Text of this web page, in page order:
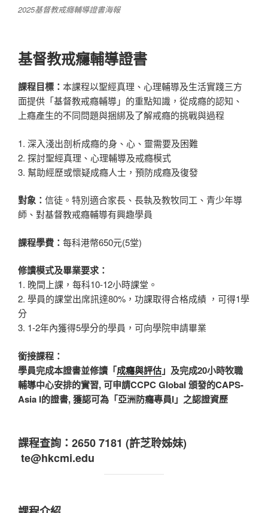
2025基督教戒癮輔導證書海報
基督教戒癮輔導證書
課程目標： 本課程以聖經真理、心理輔導及生活實踐三方
面提供「基督教戒癮輔導」的重點知識，從成癮的認知、
上癮產生的不同問題與捆綁及了解戒癮的挑戰與過程
1. 深入淺出剖析成癮的身、心、靈需要及困難
2. 探討聖經真理、心理輔導及戒癮模式
3. 幫助經歷或懷疑成癮人士，預防成癮及復發
對象： 信徒。特別適合家長、長執及教牧同工、青少年導
師、對基督教戒癮輔導有興趣學員
課程學費： 每科港幣650元(5堂)
修讀模式及畢業要求：
1. 晚間上課，每科10-12小時課堂。
2. 學員的課堂出席訊達80%，功課取得合格成績 ，可得1學
分
3. 1-2年內獲得5學分的學員，可向學院申請畢業
銜接課程：
學員完成本證書並修讀「成癮與評估」及完成20小時牧職
輔導中心安排的實習, 可申請CCPC Global 頒發的CAPS-
Asia I的證書, 獲認可為「亞洲防癮專員I」之認證資歷
課程查詢：2650 7181 (許芝聆姊妹)
te@hkcmi.edu